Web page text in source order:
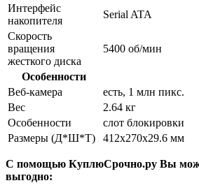
Интерфейс
накопителя
Serial ATA
Скорость
вращения
жесткого диска
5400 об/мин
Особенности
Веб-камера
есть, 1 млн пикс.
Вес
2.64 кг
Особенности
слот блокировки
Размеры (Д*Ш*Т)
412x270x29.6 мм
С помощью КуплюСрочно.ру Вы
выгодно: